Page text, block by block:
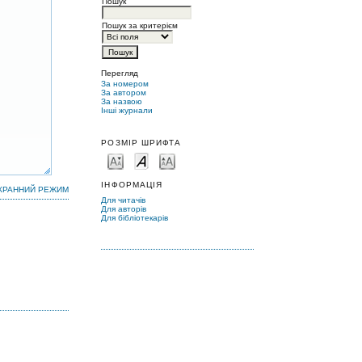
Пошук за критерієм
Перегляд
За номером
За автором
За назвою
Інші журнали
РОЗМІР ШРИФТА
ІНФОРМАЦІЯ
Для читачів
Для авторів
Для бібліотекарів
РЕЖИМ